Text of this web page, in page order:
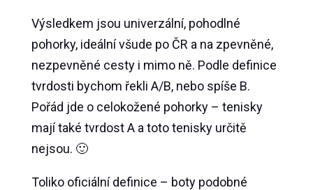
Výsledkem jsou univerzální, pohodlné
pohorky, ideální všude po ČR a na zpevněné,
nezpevněné cesty i mimo ně. Podle definice
tvrdosti bychom řekli A/B, nebo spíše B.
Pořád jde o celokožené pohorky – tenisky
mají také tvrdost A a toto tenisky určitě
nejsou. 🙂
Toliko oficiální definice – boty podobné